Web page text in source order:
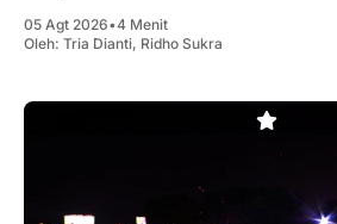
05 Agt 2026•4 Menit
Oleh: Tria Dianti, Ridho Sukra